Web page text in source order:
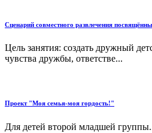
Сценарий совместного развлечения
Цель занятия: создать дружный
чувства дружбы, ответстве...
Проект "Моя семья-моя гордость!"
Для детей второй младшей